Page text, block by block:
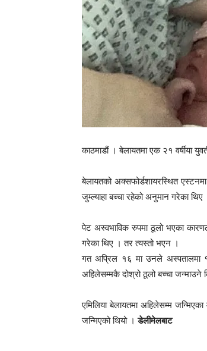
काठमाडौं । बेलायतमा एक २१ वर्षीया
बेलायतको अक्सफोर्डशायरस्थित
जुम्ल्याहा बच्चा रहेको अनुमान गरेका
पेट अस्वभाविक रुपमा ठूलो भएका
गरेका थिए । तर त्यस्तो भएन ।
गत अप्रिल १६ मा उनले अस्पतालमा
अहिलेसम्मकै दोश्रो ठूलो बच्चा जन्माउने
एमिलिया बेलायतमा अहिलेसम्म
जन्मिएको थियो ।डेलीमेलबाट